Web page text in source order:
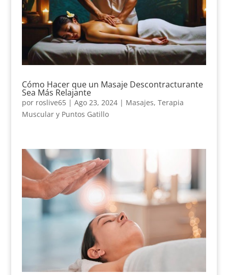
Cómo Hacer que un Masaje Descontracturante
Sea Más Relajante
por roslive65| Ago 23, 2024| Masajes, Terapia
Muscular y Puntos Gatillo